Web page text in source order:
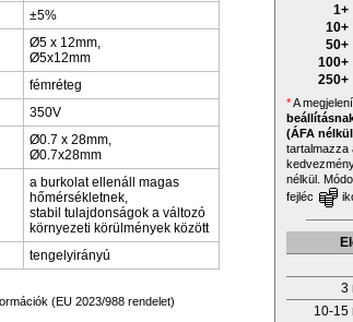
±5%
Ø5 x 12mm,
Ø5x12mm
fémréteg
350V
Ø0.7 x 28mm,
Ø0.7x28mm
a burkolat ellenáll magas
hőmérsékletnek,
stabil tulajdonságok a változó
környezeti körülmények között
tengelyirányú
(EU 2023/988 rendelet)
1+
10+
50+
100+
250+
*A
(ÁFA
tartalmazza
nélkül.
fejléc
3
10-15